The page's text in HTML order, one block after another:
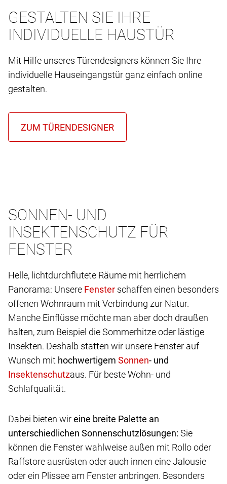
GESTALTEN SIE IHRE
INDIVIDUELLE HAUSTÜR
Mit Hilfe unseres Türendesigners können Sie Ihre
individuelle Hauseingangstür ganz einfach online
gestalten.
SONNEN- UND
INSEKTENSCHUTZ FÜR
FENSTER
Helle, lichtdurchflutete Räume mit herrlichem
Panorama: Unsere
schaffen einen besonders
offenen Wohnraum mit Verbindung zur Natur.
Manche Einflüsse möchte man aber doch draußen
halten, zum Beispiel die Sommerhitze oder lästige
Insekten. Deshalb statten wir unsere Fenster auf
Wunsch mit hochwertigem
- und
aus. Für beste Wohn- und
Schlafqualität.
Dabei bieten wireine breite Palette an
unterschiedlichen Sonnenschutzlösungen: Sie
können die Fenster wahlweise außen mit Rollo oder
Raffstore ausrüsten oder auch innen eine Jalousie
oder ein Plissee am Fenster anbringen. Besonders